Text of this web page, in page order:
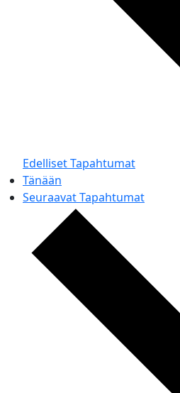
EdellisetTapahtumat
Tänään
SeuraavatTapahtumat